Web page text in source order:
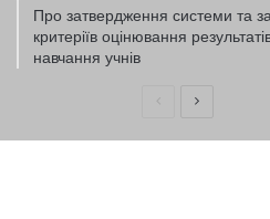
Про затвердження системи та
критеріїв оцінювання
навчання учнів
ПопередняНаступна